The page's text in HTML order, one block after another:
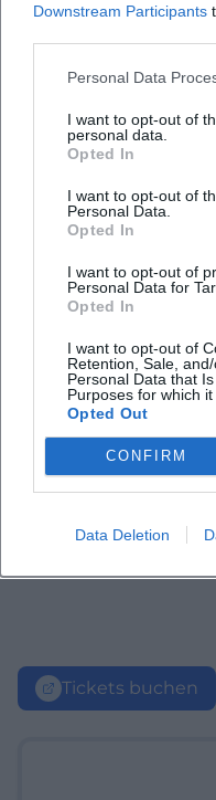
Downstream Participants
Personal Data
I want to opt-out of
personal data.
Opted In
I want to opt-out of
Personal Data.
Opted In
I want to opt-out of
Personal Data for
Opted In
I want to opt-out of
Retention, Sale,
Personal Data that
Purposes for which it
Opted Out
CONFIRM
Data Deletion
Ist die Messe
Findet das Event bei
Tickets buchen